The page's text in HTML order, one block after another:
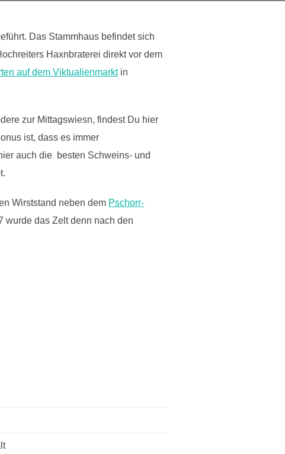
Das Stammhaus befindet sich
Haxnbraterei direkt vor dem
auf dem Viktualienmarktin
zur Mittagswiesn, findest Du hier
ist, dass es immer
auch die besten Schweins- und
Wirststand neben dem Pschorr-
wurde das Zelt denn nach den